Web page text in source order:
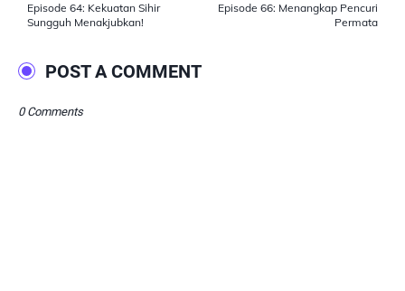
Episode 66: Menangkap Pencuri
Permata
Episode 64: Kekuatan Sihir
Sungguh Menakjubkan!
POST A COMMENT
0 Comments